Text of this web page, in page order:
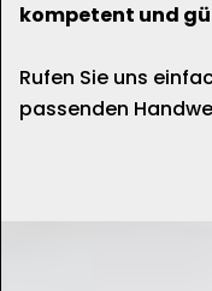
kompetent und
Rufen Sie uns
passenden